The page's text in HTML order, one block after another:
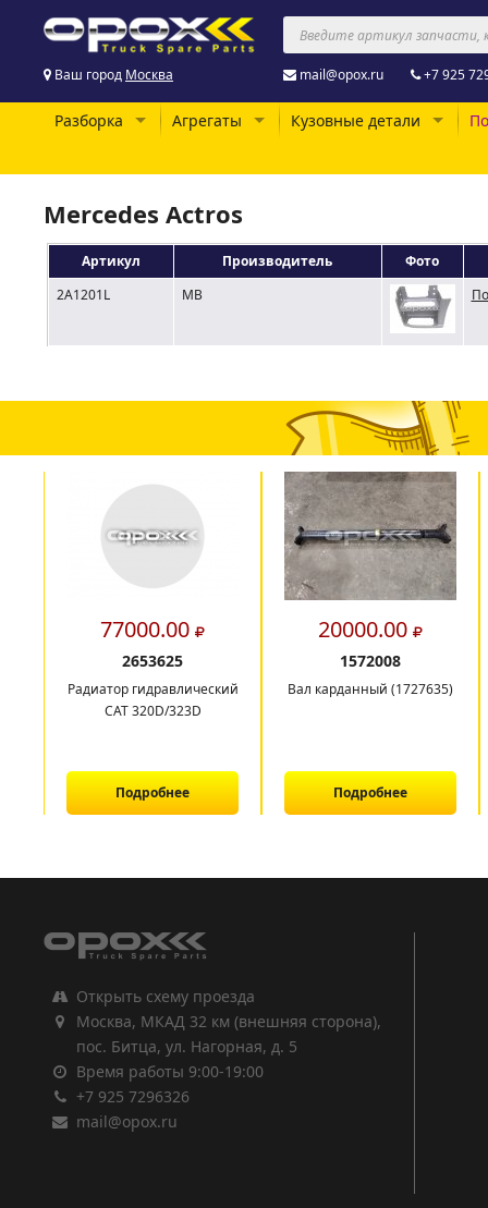
Ваш город Москва mail@opox.ru +7 925
Разборка Агрегаты Кузовные детали
Mercedes Actros
Артикул Производитель
Фото
2A1201L
MB
77000.00
2653625
Радиатор гидравлический
CAT 320D/323D
Подробнее
20000.00
1572008
Вал карданный (1727635)
Подробнее
Открыть схему проезда
Москва, МКАД 32 км (внешняя сторона),
пос. Битца, ул. Нагорная, д. 5
Время работы 9:00-19:00
+7 925 7296326
mail@opox.ru